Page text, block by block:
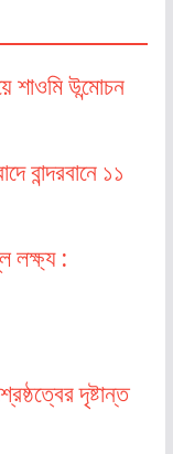
শাওমি উন্মোচন
বান্দরবানে ১১
লক্ষ্য :
দৃষ্টান্ত